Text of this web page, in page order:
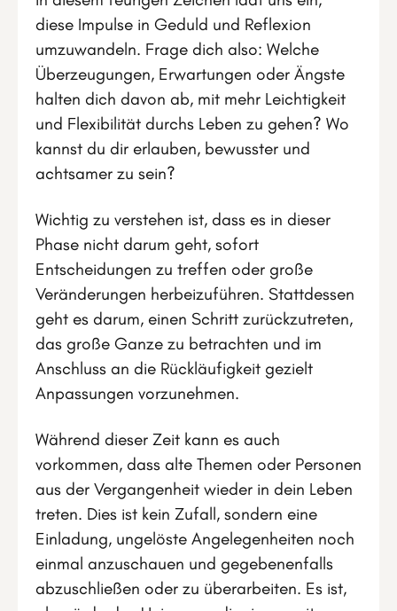
diese Impulse in Geduld und Reflexion
umzuwandeln. Frage dich also: Welche
Überzeugungen, Erwartungen oder Ängste
halten dich davon ab, mit mehr Leichtigkeit
und Flexibilität durchs Leben zu gehen? Wo
kannst du dir erlauben, bewusster und
achtsamer zu sein?
Wichtig zu verstehen ist, dass es in dieser
Phase nicht darum geht, sofort
Entscheidungen zu treffen oder große
Veränderungen herbeizuführen. Stattdessen
geht es darum, einen Schritt zurückzutreten,
das große Ganze zu betrachten und im
Anschluss an die Rückläufigkeit gezielt
Anpassungen vorzunehmen.
Während dieser Zeit kann es auch
vorkommen, dass alte Themen oder Personen
aus der Vergangenheit wieder in dein Leben
treten. Dies ist kein Zufall, sondern eine
Einladung, ungelöste Angelegenheiten noch
einmal anzuschauen und gegebenenfalls
abzuschließen oder zu überarbeiten. Es ist,